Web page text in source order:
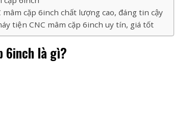
cặp 6inch chất lượng cao, đáng tin cậy
tiện CNC mâm cặp 6inch uy tín, giá tốt
6inch là gì?